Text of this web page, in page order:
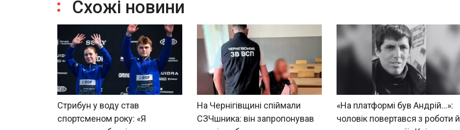
Схожі новини
Стрибун у воду став
спортсменом року: «Я
На Чернігівщині спіймали
СЗЧшника: він запропонував
«На платформі був Андрій...»:
чоловік повертався з роботи й